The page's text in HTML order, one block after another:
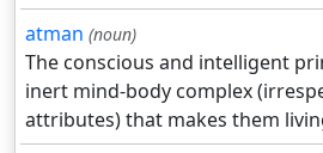
atman (noun)
The conscious and intelligent
inert mind-body complex
attributes) that makes them